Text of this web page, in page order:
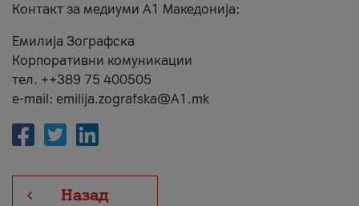
Контакт за медиуми А1 Македонија:
Емилија Зографска
Корпоративни комуникации
тел. ++389 75 400505
e-mail: emilija.zografska@A1.mk
Назад